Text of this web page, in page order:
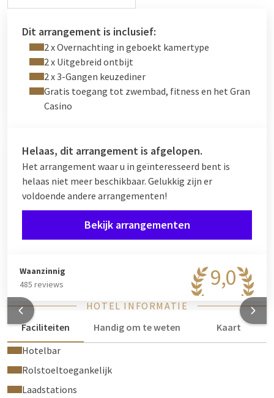
Dit arrangement is inclusief:
2 x Overnachting in geboekt kamertype
2 x Uitgebreid ontbijt
2 x 3-Gangen keuzediner
Gratis toegang tot zwembad, fitness en het Gran
Casino
Helaas, dit arrangement is afgelopen.
Het arrangement waar u in geïnteresseerd bent is
helaas niet meer beschikbaar. Gelukkig zijn er
voldoende andere arrangementen!
Bekijk arrangementen
9,0
Waanzinnig
485 reviews
HOTEL INFORMATIE
Faciliteiten
Handig om te weten
Kaart
Hotelbar
Rolstoeltoegankelijk
Laadstations